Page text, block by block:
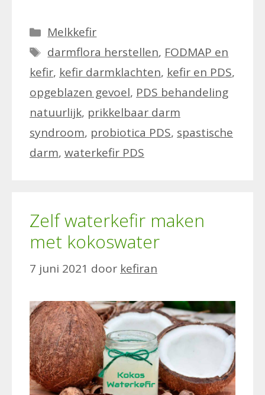
Categorieën
Melkkefir
Tags
darmflora herstellen, FODMAP en
kefir, kefir darmklachten, kefir en PDS,
opgeblazen gevoel, PDS behandeling
natuurlijk, prikkelbaar darm
syndroom, probiotica PDS, spastische
darm, waterkefir PDS
Zelf waterkefir maken
met kokoswater
7 juni 2021 door kefiran